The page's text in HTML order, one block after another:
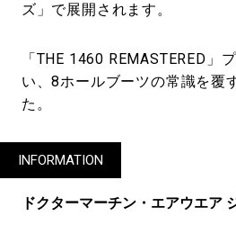
ズ」で展開されます。
「THE 1460 REMASTERED」
い、8ホールブーツの常識を覆
た。
INFORMATION
ドクターマーチン・エアウエア